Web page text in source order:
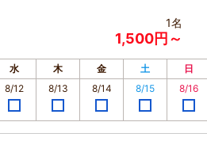
1名
1,500円～
水 木 金 土
日
8/12 8/13 8/14 8/15 8/16